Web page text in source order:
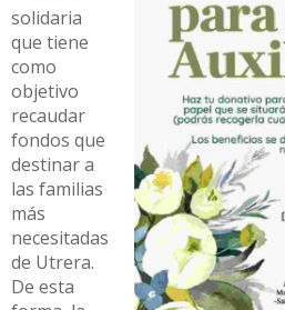
solidaria
que tiene
como
objetivo
recaudar
fondos que
destinar a
las familias
más
necesitadas
de Utrera.
De esta